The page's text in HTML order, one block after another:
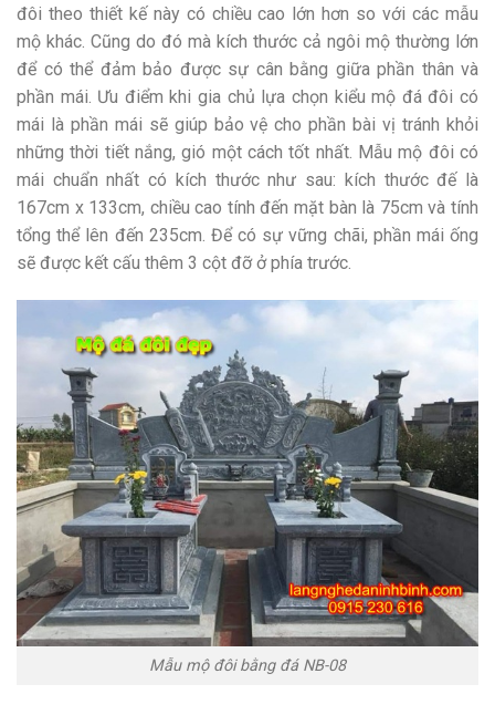
đôi theo thiết kế này có chiều cao lớn hơn so với các mẫu
mộ khác. Cũng do đó mà kích thước cả ngôi mộ thường lớn
để có thể đảm bảo được sự cân bằng giữa phần thân và
phần mái. Ưu điểm khi gia chủ lựa chọn kiểu mộ đá đôi có
mái là phần mái sẽ giúp bảo vệ cho phần bài vị tránh khỏi
những thời tiết nắng, gió một cách tốt nhất. Mẫu mộ đôi có
mái chuẩn nhất có kích thước như sau: kích thước đế là
167cm x 133cm, chiều cao tính đến mặt bàn là 75cm và tính
tổng thể lên đến 235cm. Để có sự vững chãi, phần mái ống
sẽ được kết cấu thêm 3 cột đỡ ở phía trước.
Mẫu mộ đôi bằng đá NB-08